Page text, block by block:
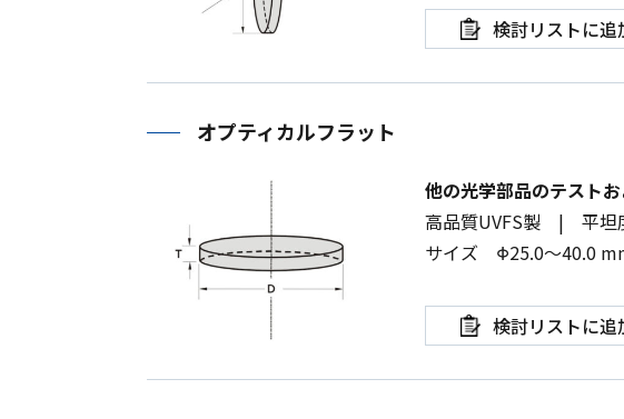
検討リストに追
オプティカルフラット
他の光学部品のテスト
高品質UVFS製 | 平坦
サイズ Φ25.0～40.0
検討リストに追